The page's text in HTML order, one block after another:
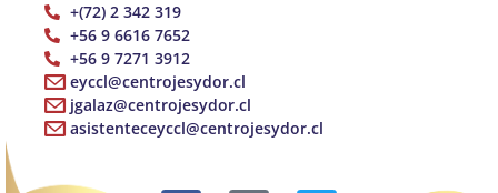
+(72) 2 342 319
+56 9 6616 7652
+56 9 7271 3912
eyccl@centrojesydor.cl
jgalaz@centrojesydor.cl
asistenteceyccl@centrojesydor.cl